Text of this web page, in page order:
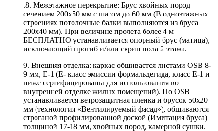
.8. Межэтажное перекрытие: Брус хвойных пород
сечением 200х50 мм с шагом до 60 мм (В одноэтажных
строениях потолочные балки выполняются из бруса
200х40 мм). При величине пролета более 4 м
БЕСПЛАТНО устанавливается опорный брус (матица),
исключающий прогиб и/или скрип пола 2 этажа.
9. Внешняя отделка: каркас обшивается листами OSB 8-
9 мм, Е-1 (Е- класс эмиссии формальдегида, класс Е-1 и
ниже сертифицированы для использования во
внутренней отделке жилых помещений). По OSB
устанавливается ветрозащитная пленка и брусок 50х20
мм (технология «Вентилируемый фасад»), обшиваются
строганой профилированной доской (Имитация бруса)
толщиной 17-18 мм, хвойных пород, камерной сушки.